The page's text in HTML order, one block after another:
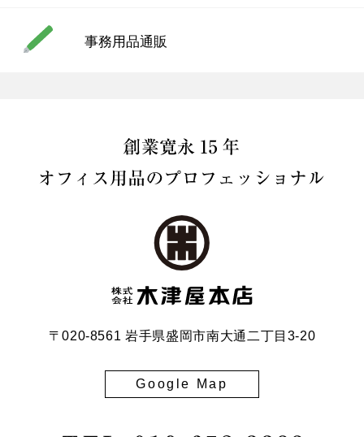
事務用品通販
〒020-8561 岩手県盛岡市南大通二丁目3-20
Google Map